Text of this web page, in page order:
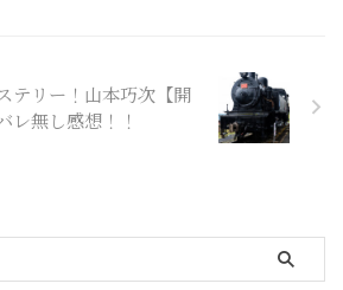
テリー！山本巧次【開
レ無し感想！！